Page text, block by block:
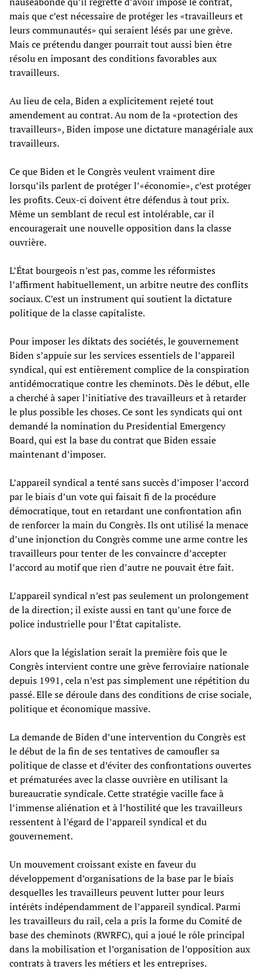
mais que c’est nécessaire de protéger les «travailleurs et
leurs communautés» qui seraient lésés par une grève.
Mais ce prétendu danger pourrait tout aussi bien être
résolu en imposant des conditions favorables aux
travailleurs.
Au lieu de cela, Biden a explicitement rejeté tout
amendement au contrat. Au nom de la «protection des
travailleurs», Biden impose une dictature managériale aux
travailleurs.
Ce que Biden et le Congrès veulent vraiment dire
lorsqu’ils parlent de protéger l’«économie», c’est protéger
les profits. Ceux-ci doivent être défendus à tout prix.
Même un semblant de recul est intolérable, car il
encouragerait une nouvelle opposition dans la classe
ouvrière.
L’État bourgeois n’est pas, comme les réformistes
l’affirment habituellement, un arbitre neutre des conflits
sociaux. C’est un instrument qui soutient la dictature
politique de la classe capitaliste.
Pour imposer les diktats des sociétés, le gouvernement
Biden s’appuie sur les services essentiels de l’appareil
syndical, qui est entièrement complice de la conspiration
antidémocratique contre les cheminots. Dès le début, elle
a cherché à saper l’initiative des travailleurs et à retarder
le plus possible les choses. Ce sont les syndicats qui ont
demandé la nomination du Presidential Emergency
Board, qui est la base du contrat que Biden essaie
maintenant d’imposer.
L’appareil syndical a tenté sans succès d’imposer l’accord
par le biais d’un vote qui faisait fi de la procédure
démocratique, tout en retardant une confrontation afin
de renforcer la main du Congrès. Ils ont utilisé la menace
d’une injonction du Congrès comme une arme contre les
travailleurs pour tenter de les convaincre d’accepter
l’accord au motif que rien d’autre ne pouvait être fait.
L’appareil syndical n’est pas seulement un prolongement
de la direction; il existe aussi en tant qu’une force de
police industrielle pour l’État capitaliste.
Alors que la législation serait la première fois que le
Congrès intervient contre une grève ferroviaire nationale
depuis 1991, cela n’est pas simplement une répétition du
passé. Elle se déroule dans des conditions de crise sociale,
politique et économique massive.
La demande de Biden d’une intervention du Congrès est
le début de la fin de ses tentatives de camoufler sa
politique de classe et d’éviter des confrontations ouvertes
et prématurées avec la classe ouvrière en utilisant la
bureaucratie syndicale. Cette stratégie vacille face à
l’immense aliénation et à l’hostilité que les travailleurs
ressentent à l’égard de l’appareil syndical et du
gouvernement.
Un mouvement croissant existe en faveur du
développement d’organisations de la base par le biais
desquelles les travailleurs peuvent lutter pour leurs
intérêts indépendamment de l’appareil syndical. Parmi
les travailleurs du rail, cela a pris la forme du Comité de
base des cheminots (RWRFC), qui a joué le rôle principal
dans la mobilisation et l’organisation de l’opposition aux
contrats à travers les métiers et les entreprises.